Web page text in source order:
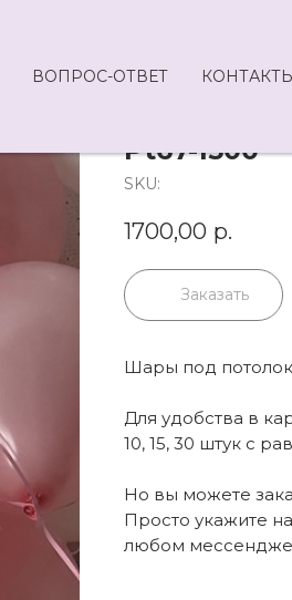
ВОПРОС-ОТВЕТ
Pt67-1500
SKU:
1700,00 р.
Заказать
Шары под потолок
Для удобства в
10, 15, 30 штук с
Но вы можете
Просто укажите
любом